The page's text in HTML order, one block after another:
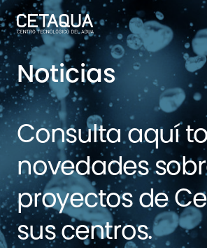
Noticias
Consulta aquí
novedades
proyectos de
sus centros.